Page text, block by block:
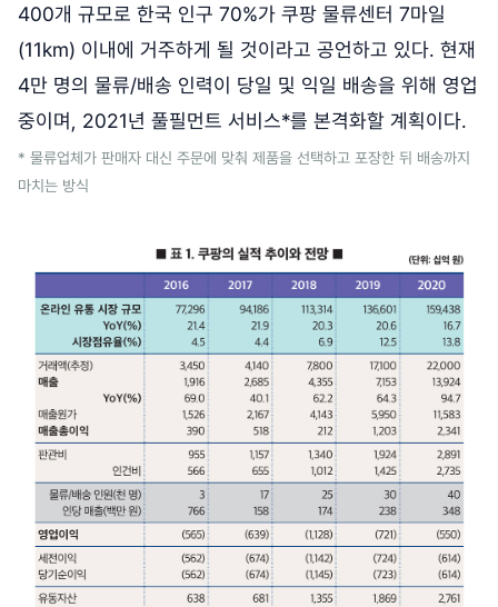
400개 규모로 한국 인구 70%가 쿠팡 물류센터 7마일
(11km) 이내에 거주하게 될 것이라고 공언하고 있다. 현재
4만 명의 물류/배송 인력이 당일 및 익일 배송을 위해 영업
중이며, 2021년 풀필먼트 서비스*를 본격화할 계획이다.
* 물류업체가 판매자 대신 주문에 맞춰 제품을 선택하고 포장한 뒤 배송까지
마치는 방식